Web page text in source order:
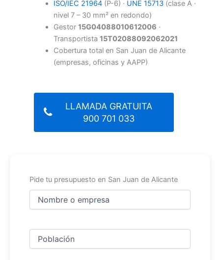
ISO/IEC 21964(P-6) · UNE 15713(clase A ·
nivel 7 – 30 mm² en redondo)
Gestor 15G04088010612006 ·
Transportista 15T02088092062021
Cobertura total en San Juan de Alicante
(empresas, oficinas y AAPP)
LLAMADA GRATUITA
900 701 033
Pide tu presupuesto en San Juan de Alicante
Nombre
Ciudad